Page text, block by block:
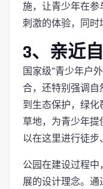
施，让青少年在参
刺激的体验，同时
3、亲近
国家级“青少年户
合，还特别强调自
到生态保护，绿
草地，为青少年
以在这里进行徒步
公园在建设过程
展的设计理念。